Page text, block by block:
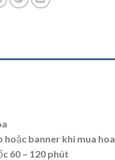
hoặc banner khi mua hoa
60 – 120 phút